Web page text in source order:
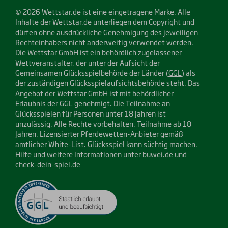
© 2026 Wettstar.de ist eine eingetragene Marke. Alle
Inhalte der Wettstar.de unterliegen dem Copyright und
dürfen ohne ausdrückliche Genehmigung des jeweiligen
Rechteinhabers nicht anderweitig verwendet werden.
Die Wettstar GmbH ist ein behördlich zugelassener
Wettveranstalter, der unter der Aufsicht der
Gemeinsamen Glücksspielbehörde der Länder (GGL ) als
der zuständigen Glücksspielaufsichtsbehörde steht. Das
Angebot der Wettstar GmbH ist mit behördlicher
Erlaubnis der GGL genehmigt. Die Teilnahme an
Glücksspielen für Personen unter 18 Jahren ist
unzulässig. Alle Rechte vorbehalten. Teilnahme ab 18
Jahren. Lizensierter Pferdewetten-Anbieter gemäß
amtlicher White-List. Glücksspiel kann süchtig machen.
Hilfe und weitere Informationen unterbuwei.deund
check-dein-spiel.de